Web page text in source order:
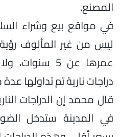
المصنع.
في مواقع بيع وشراء
ليس من غير المألوف رؤية
عمرها عن 5
دراجات نارية تم تداولها
قال محمد إن الدراجات
في المدينة ستدخل